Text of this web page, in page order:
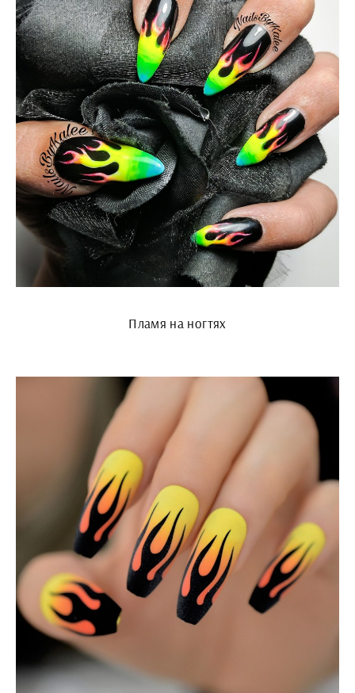
Пламя на ногтях